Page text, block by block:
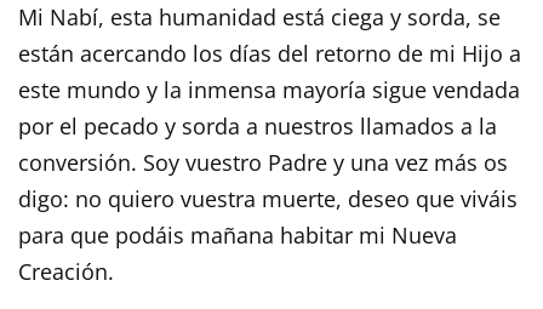
Mi Nabí, esta humanidad está ciega y sorda, se
están acercando los días del retorno de mi Hijo a
este mundo y la inmensa mayoría sigue vendada
por el pecado y sorda a nuestros llamados a la
conversión. Soy vuestro Padre y una vez más os
digo: no quiero vuestra muerte, deseo que viváis
para que podáis mañana habitar mi Nueva
Creación.